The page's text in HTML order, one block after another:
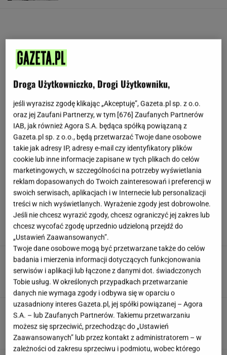
Agata Kulesza jest jak polska
Meryl Streep. Mogłaby zagrać nawet gruz
J. BRYCZKOWSKA,
M. STANISZEWSKA
Tak Lang komentuje głośny
konflikt z Niewiadomą. "Zadzwoniłem do niej"
SUBSKRYPCJA
Pamiętasz, jak miał na imię Kusy? Rozwiąż
quiz o serialu "Ranczo"!
Droga Użytkowniczko, Drogi Użytkowniku,
jeśli wyrazisz zgodę klikając „Akceptuję”, Gazeta.pl sp. z o.o.
oraz jej Zaufani Partnerzy, w tym [676] Zaufanych Partnerów
IAB, jak również Agora S.A. będąca spółką powiązaną z
Gazeta.pl sp. z o.o., będą przetwarzać Twoje dane osobowe
takie jak adresy IP, adresy e-mail czy identyfikatory plików
cookie lub inne informacje zapisane w tych plikach do celów
marketingowych, w szczególności na potrzeby wyświetlania
reklam dopasowanych do Twoich zainteresowań i preferencji w
swoich serwisach, aplikacjach i w Internecie lub personalizacji
treści w nich wyświetlanych. Wyrażenie zgody jest dobrowolne.
Jeśli nie chcesz wyrazić zgody, chcesz ograniczyć jej zakres lub
chcesz wycofać zgodę uprzednio udzieloną przejdź do
„Ustawień Zaawansowanych”.
Twoje dane osobowe mogą być przetwarzane także do celów
badania i mierzenia informacji dotyczących funkcjonowania
serwisów i aplikacji lub łączone z danymi dot. świadczonych
Tobie usług. W określonych przypadkach przetwarzanie
danych nie wymaga zgody i odbywa się w oparciu o
uzasadniony interes Gazeta.pl, jej spółki powiązanej – Agora
S.A. – lub Zaufanych Partnerów. Takiemu przetwarzaniu
możesz się sprzeciwić, przechodząc do „Ustawień
Zaawansowanych” lub przez kontakt z administratorem – w
zależności od zakresu sprzeciwu i podmiotu, wobec którego